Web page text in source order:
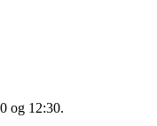
og 12:30.